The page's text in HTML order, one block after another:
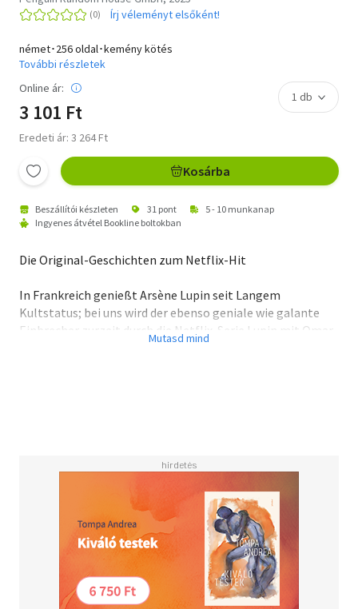
Írj véleményt elsőként!
német･256 oldal･kemény kötés
További részletek
Online ár:
3 101 Ft
Eredeti ár: 3 264 Ft
Kosárba
Beszállítói készleten 31 pont
5 - 10 munkanap
Ingyenes átvétel Bookline boltokban
Die Original-Geschichten zum Netflix-Hit
In Frankreich genießt Arsène Lupin seit Langem
Kultstatus; bei uns wird der ebenso geniale wie galante
Einbrecher zurzeit durch die Netflix-Serie Lupin mit Omar
Sy in der Titelrolle einem größeren Publikum bekannt.
Schmuck und großer Kunst - der Polizei immer
- Selbst der berühmte Herlock Sholmes bekam ihn
nicht zu fassen- Arsène Lupin - bekannt aus unzähligen
Büchern, Verfilmungen, Comics und Mangas - 'Lupin',
der Netflix-Hit seit 2021 geht in die 4. Staffel!- Kriminell